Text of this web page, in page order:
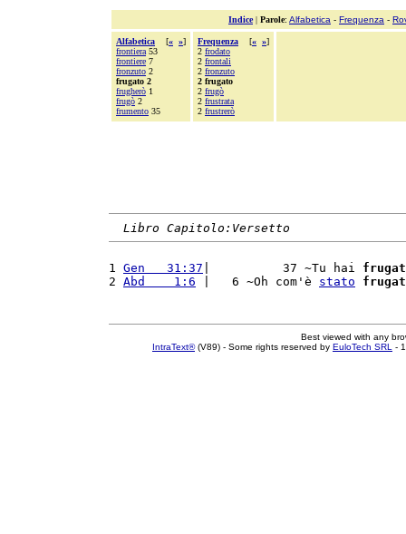
Indice| Parole: Alfabetica - Frequenza -
Alfabetica [« »]
frontiera 53
frontiere 7
fronzuto 2
frugato 2
frugherò 1
frugò 2
frumento 35
Frequenza [« »]
2 frodato
2 frontali
2 fronzuto
2 frugato
2 frugò
2 frustrata
2 frustrerò
Libro Capitolo:Versetto
1 Gen   31:37 |          37 ~Tu hai
2 Abd    1:6 |   6 ~Oh com'è stato
Best viewed with any
IntraText®(V89) - Some rights reserved by EuloTech SRL -